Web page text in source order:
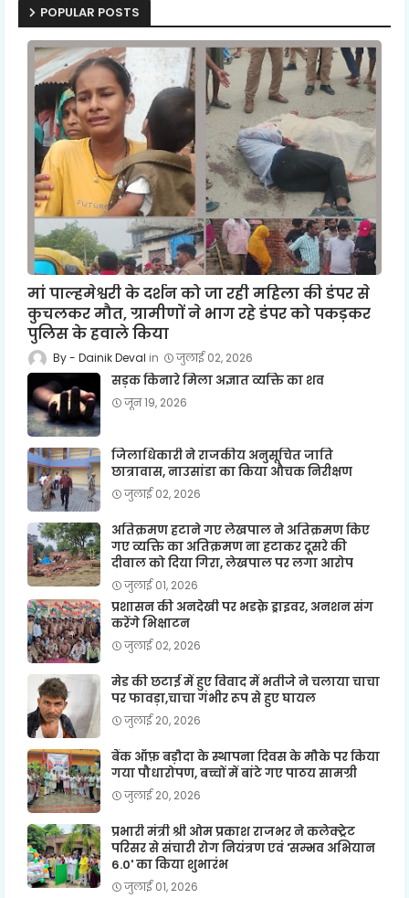
POPULAR POSTS
मां पाल्हमेश्वरी के दर्शन को जा रही महिला की डंपर से
कुचलकर मौत, ग्रामीणों ने भाग रहे डंपर को पकड़कर
पुलिस के हवाले किया
Dainik Deval जुलाई 02, 2026
सड़क किनारे मिला अज्ञात व्यक्ति का शव
जून 19, 2026
जिलाधिकारी ने राजकीय अनुसूचित जाति
छात्रावास, नाउसांडा का किया औचक निरीक्षण
जुलाई 02, 2026
अतिक्रमण हटाने गए लेखपाल ने अतिक्रमण किए
गए व्यक्ति का अतिक्रमण ना हटाकर दूसरे की
दीवाल को दिया गिरा, लेखपाल पर लगा आरोप
जुलाई 01, 2026
प्रशासन की अनदेखी पर भडक़े ड्राइवर, अनशन संग
करेंगे भिक्षाटन
जुलाई 02, 2026
मेड की छटाई में हुए विवाद में भतीजे ने चलाया चाचा
पर फावड़ा,चाचा गंभीर रूप से हुए घायल
जुलाई 20, 2026
बैंक ऑफ़ बड़ौदा के स्थापना दिवस के मौके पर किया
गया पौधारोपण, बच्चों में बांटे गए पाठय सामग्री
जुलाई 20, 2026
प्रभारी मंत्री श्री ओम प्रकाश राजभर ने कलेक्ट्रेट
परिसर से संचारी रोग नियंत्रण एवं 'सम्भव अभियान
6.0' का किया शुभारंभ
जुलाई 01, 2026